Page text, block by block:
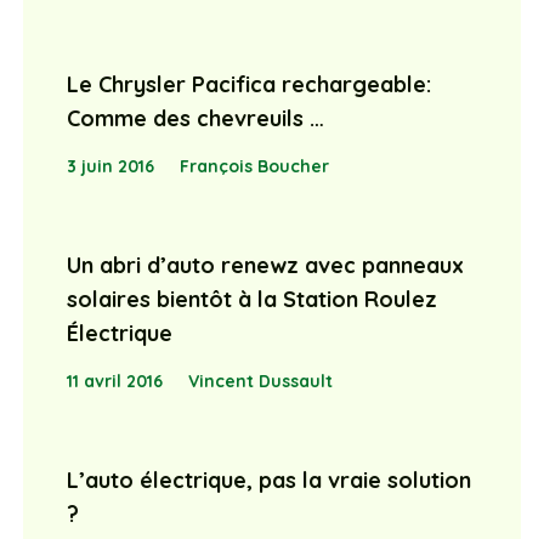
Le Chrysler Pacifica rechargeable:
Comme des chevreuils …
3 juin 2016 François Boucher
Un abri d’auto renewz avec panneaux
solaires bientôt à la Station Roulez
Électrique
11 avril 2016 Vincent Dussault
L’auto électrique, pas la vraie solution
?